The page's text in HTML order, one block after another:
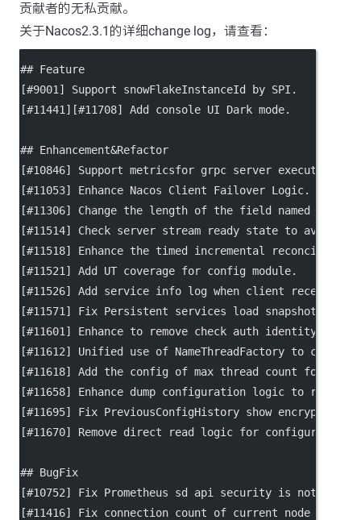
贡献者的无私贡献。
关于Nacos2.3.1的详细change log，请查看：
## Feature
[#9001 ] Support snowFlakeInstanceId by SPI.
[#11441 ][#11708] Add console UI Dark mode.
## Enhancement&Refactor
[#10846] Support metricsfor grpc server executor
[#11053] Enhance Nacos Client Failover Logic.
[#11306] Change the length of the field named
[#11514] Check server stream ready state to avoid
[#11518] Enhance the timed incremental
[#11521 ] Add UT coverage for config module.
[#11526] Add service info log when client receive
[#11571 ] Fix Persistent services load snapshot will
[#11601 ] Enhance to remove check auth identity key
[#11612] Unified use of NameThreadFactory to create
[#11618] Add the config of max thread count for
[#11658] Enhance dump configuration logic to
[#11695] Fix PreviousConfigHistory show encrypted
[#11670] Remove direct read logic for configuration
## BugFix
[#10752] Fix Prometheus sd api security is not
[#11416] Fix connection count of current node is not